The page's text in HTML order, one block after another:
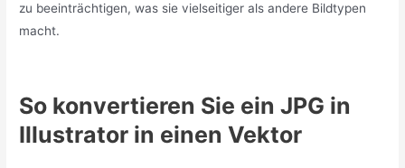
zu beeinträchtigen, was sie vielseitiger als andere Bildtypen
macht.
So konvertieren Sie ein JPG in
Illustrator in einen Vektor